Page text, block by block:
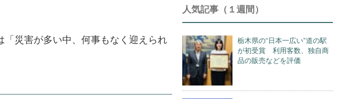
災害が多い中、何事もなく迎えられ
人気記事（１週間）
栃木県の“日本一広い”道の駅
が初受賞 利用客数、独自商
品の販売などを評価